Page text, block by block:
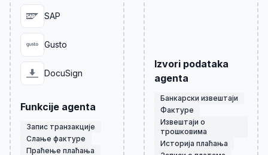
SAP
Gusto
DocuSign
Funkcije agenta
Запис транзакције
Слање фактуре
Праћење плаћања
Izvori podataka
agenta
Банкарски извештаји
Фактуре
Извештаји о
трошковима
Историја плаћања